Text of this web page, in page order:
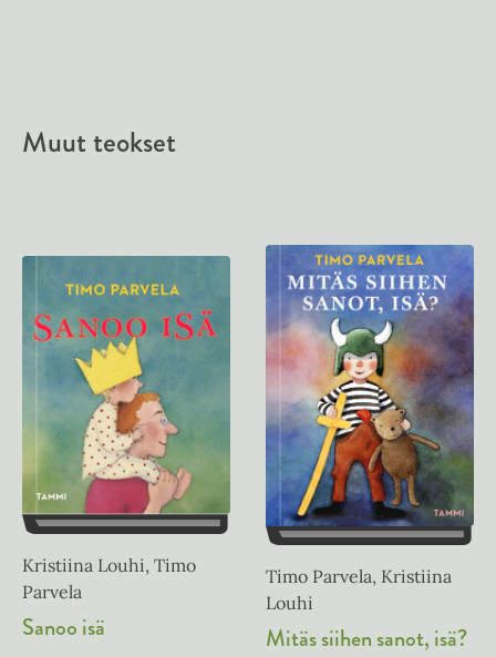
Muut teokset
Kristiina Louhi, Timo
Parvela
Sanoo isä
Timo Parvela, Kristiina
Louhi
Mitäs siihen sanot, isä?